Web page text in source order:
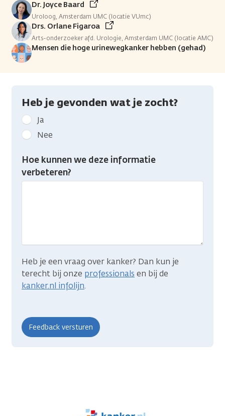
Dr. Joyce Baard
Uroloog, Amsterdam UMC (locatie VUmc)
Drs. Orlane Figaroa
Arts-onderzoeker afd. Urologie, Amsterdam UMC (locatie AMC)
Mensen die hoge urinewegkanker hebben (gehad)
Heb je gevonden wat je zocht?
Geef
kanker.nl
feedback:
Heb
je
gevonden
Ja
Nee
Hoe kunnen we deze informatie
verbeteren?
Heb je een vraag over kanker? Dan kun je
terecht bij onze professionals en bij de
kanker.nl infolijn.